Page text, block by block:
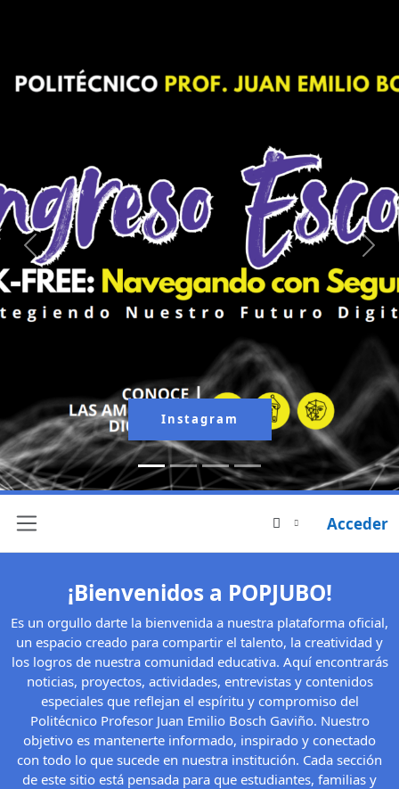
Instagram
Previous Next
Acceder
¡Bienvenidos a POPJUBO!
Es un orgullo darte la bienvenida a nuestra plataforma oficial,
un espacio creado para compartir el talento, la creatividad y
los logros de nuestra comunidad educativa. Aquí encontrarás
noticias, proyectos, actividades, entrevistas y contenidos
especiales que reflejan el espíritu y compromiso del
Politécnico Profesor Juan Emilio Bosch Gaviño. Nuestro
objetivo es mantenerte informado, inspirado y conectado
con todo lo que sucede en nuestra institución. Cada sección
de este sitio está pensada para que estudiantes, familias y